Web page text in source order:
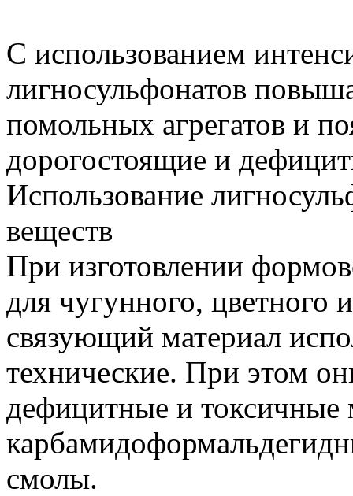
С использованием
лигносульфонатов
помольных агрегатов и
дорогостоящие и
Использование
веществ
При изготовлении
для чугунного, цветного
связующий материал
технические. При этом
дефицитные и
смолы.